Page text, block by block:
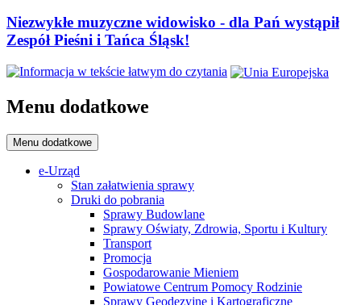
Niezwykłe muzyczne widowisko - dla Pań wystąpił
Zespół Pieśni i Tańca Śląsk!
Menu dodatkowe
Menu dodatkowe
e-Urząd
Stan załatwienia sprawy
Druki do pobrania
Sprawy Budowlane
Sprawy Oświaty, Zdrowia, Sportu i Kultury
Transport
Promocja
Gospodarowanie Mieniem
Powiatowe Centrum Pomocy Rodzinie
Sprawy Geodezyjne i Kartograficzne